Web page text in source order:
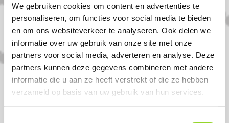
We gebruiken cookies om content en advertenties te
personaliseren, om functies voor social media te bieden
en om ons websiteverkeer te analyseren. Ook delen we
informatie over uw gebruik van onze site met onze
partners voor social media, adverteren en analyse. Deze
partners kunnen deze gegevens combineren met andere
informatie die u aan ze heeft verstrekt of die ze hebben
verzameld op basis van uw gebruik van hun services.
Koop uw vuurwerk dan bij Simply Outlet
in Lelystad. U bent van harte welkom! U
bent uiteraard ook welkom als u uit
Lelystad haven, Lelystad of Almere komt.